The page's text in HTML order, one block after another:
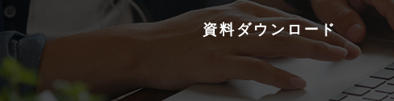
資料ダウンロード